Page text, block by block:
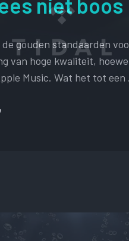
de gouden standaarden
van hoge kwaliteit,
Music. Wat het tot